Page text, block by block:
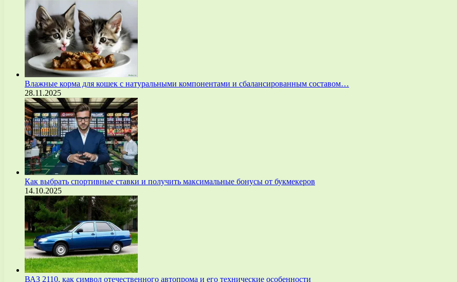
Влажные корма для кошек с натуральными компонентами и сбалансированным составом…
28.11.2025
Как выбрать спортивные ставки и получить максимальные бонусы от букмекеров
14.10.2025
ВАЗ 2110, как символ отечественного автопрома и его технические особенности